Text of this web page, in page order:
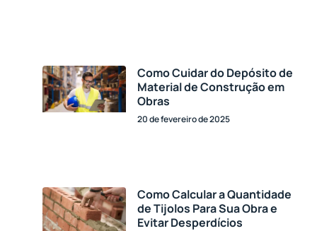
Como Cuidar do Depósito de
Material de Construção em
Obras
20 de fevereiro de 2025
Como Calcular a Quantidade
de Tijolos Para Sua Obra e
Evitar Desperdícios